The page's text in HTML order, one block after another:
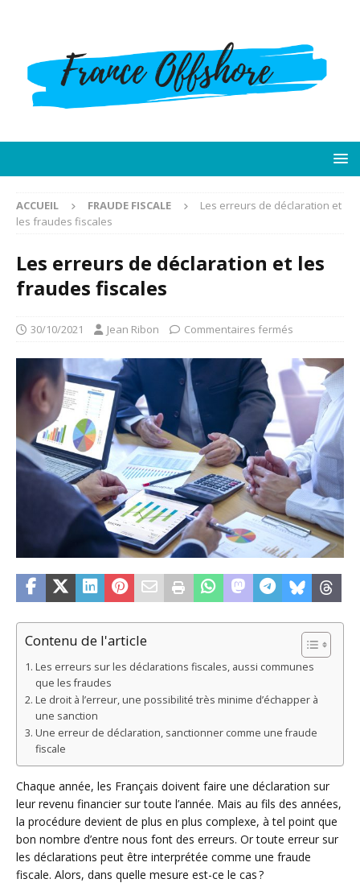
ACCUEIL FRAUDE FISCALE
Les erreurs de déclaration et
les fraudes fiscales
Les erreurs de déclaration et les
fraudes fiscales
30/10/2021 Jean Ribon Commentaires fermés
Contenu de l'article
Les erreurs sur les déclarations fiscales, aussi communes
que les fraudes
Le droit à l’erreur, une possibilité très minime d’échapper à
une sanction
Une erreur de déclaration, sanctionner comme une fraude
fiscale
Chaque année, les Français doivent faire une déclaration sur
leur revenu financier sur toute l’année. Mais au fils des années,
la procédure devient de plus en plus complexe, à tel point que
bon nombre d’entre nous font des erreurs. Or toute erreur sur
les déclarations peut être interprétée comme une fraude
fiscale. Alors, dans quelle mesure est-ce le cas ?